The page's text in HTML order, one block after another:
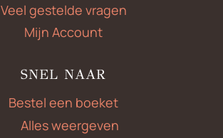
Veel gestelde vragen
Mijn Account
SNEL NAAR
Bestel een boeket
Alles weergeven